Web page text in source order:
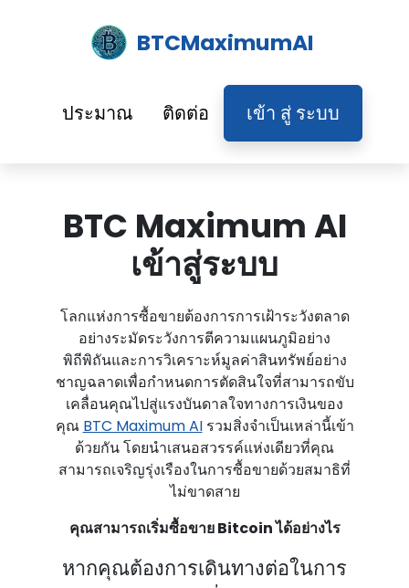
BTCMaximumAI
ประมาณ ติดต่อ เข้า สู่ ระบบ
BTC Maximum AI
เข้าสู่ระบบ
โลกแห่งการซื้อขายต้องการการเฝ้าระวังตลาด
อย่างระมัดระวังการตีความแผนภูมิอย่าง
พิถีพิถันและการวิเคราะห์มูลค่าสินทรัพย์อย่าง
ชาญฉลาดเพื่อกําหนดการตัดสินใจที่สามารถขับ
เคลื่อนคุณไปสู่แรงบันดาลใจทางการเงินของ
คุณ BTC Maximum AIรวมสิ่งจําเป็นเหล่านี้เข้า
ด้วยกัน โดยนําเสนอสวรรค์แห่งเดียวที่คุณ
สามารถเจริญรุ่งเรืองในการซื้อขายด้วยสมาธิที่
ไม่ขาดสาย
คุณสามารถเริ่มซื้อขาย Bitcoin ได้อย่างไร
หากคุณต้องการเดินทางต่อในการ